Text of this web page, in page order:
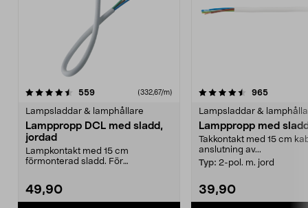
559recensioner(332,67/m)
Lampsladdar & lamphållare
Lamppropp DCL med sladd,
jordad
Lampkontakt med 15 cm
förmonterad sladd. För
49,90
4.5av 5 stjärnor 965
Lampsladdar &
Lamppropp med
Takkontakt med 15 cm
anslutning av...
Typ: 2-pol. m. jord
39,90